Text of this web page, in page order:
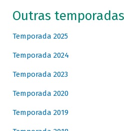
Outras temporadas
Temporada 2025
Temporada 2024
Temporada 2023
Temporada 2020
Temporada 2019